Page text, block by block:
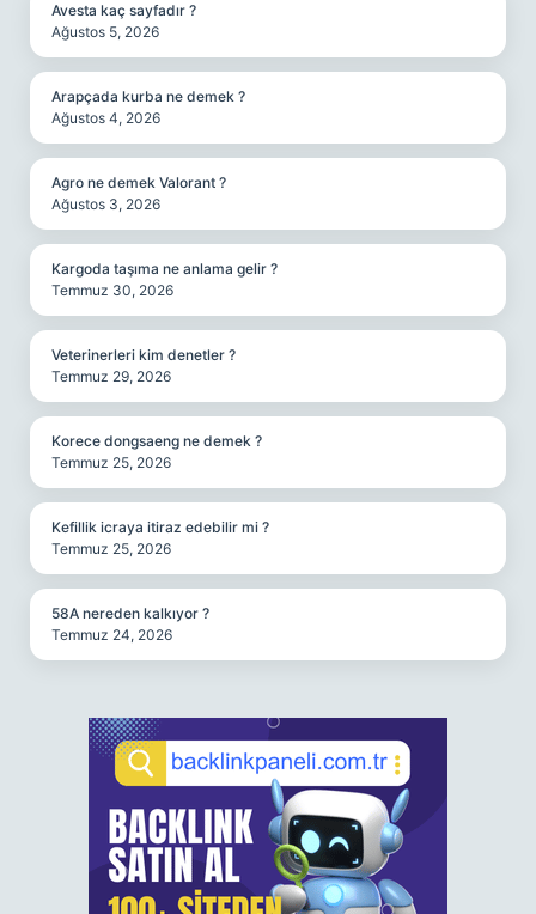
Avesta kaç sayfadır ?
Ağustos 5, 2026
Arapçada kurba ne demek ?
Ağustos 4, 2026
Agro ne demek Valorant ?
Ağustos 3, 2026
Kargoda taşıma ne anlama gelir ?
Temmuz 30, 2026
Veterinerleri kim denetler ?
Temmuz 29, 2026
Korece dongsaeng ne demek ?
Temmuz 25, 2026
Kefillik icraya itiraz edebilir mi ?
Temmuz 25, 2026
58A nereden kalkıyor ?
Temmuz 24, 2026